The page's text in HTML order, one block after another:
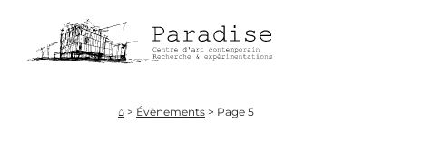
directement
⌂ > Évènements > Page 5